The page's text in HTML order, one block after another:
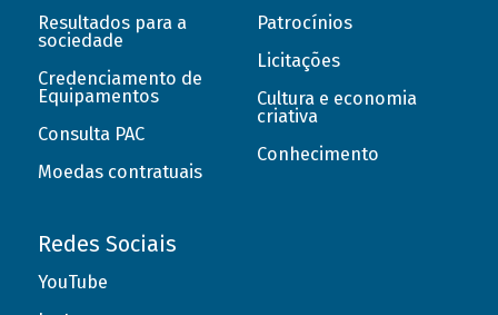
Resultados para a
sociedade
Credenciamento de
Equipamentos
Consulta PAC
Moedas contratuais
Patrocínios
Licitações
Cultura e economia
criativa
Conhecimento
Redes Sociais
YouTube